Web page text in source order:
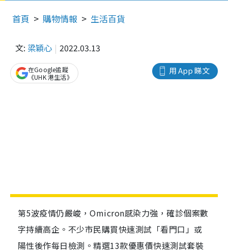
首頁 購物情報 生活百貨
文: 梁穎心 2022.03.13
用 App 睇文
在Google追蹤
《UHK 港生活》
第5波疫情仍嚴峻，Omicron感染力強，確診個案數
字持續高企。不少市民購買快速測試「看門口」或
陽性後作每日檢測。精選13款優惠價快速測試套裝